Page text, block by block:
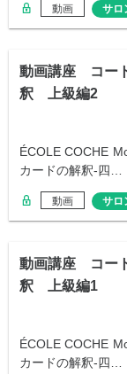
動画 サロ
動画講座 コー
釈 上級編2
ÉCOLE COCHE
カードの解釈-四…
動画 サロ
動画講座 コー
釈 上級編1
ÉCOLE COCHE
カードの解釈-四…